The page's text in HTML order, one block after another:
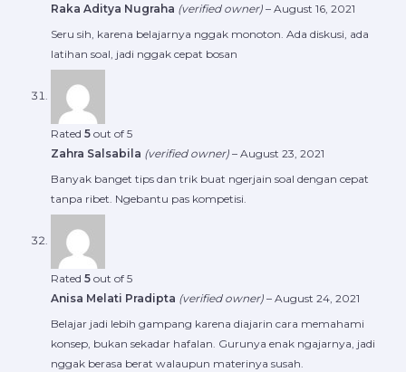
Raka Aditya Nugraha (verified owner) – August 16, 2021
Seru sih, karena belajarnya nggak monoton. Ada diskusi, ada
latihan soal, jadi nggak cepat bosan
Rated 5 out of 5
Zahra Salsabila (verified owner) – August 23, 2021
Banyak banget tips dan trik buat ngerjain soal dengan cepat
tanpa ribet. Ngebantu pas kompetisi.
Rated 5 out of 5
Anisa Melati Pradipta (verified owner) – August 24, 2021
Belajar jadi lebih gampang karena diajarin cara memahami
konsep, bukan sekadar hafalan. Gurunya enak ngajarnya, jadi
nggak berasa berat walaupun materinya susah.